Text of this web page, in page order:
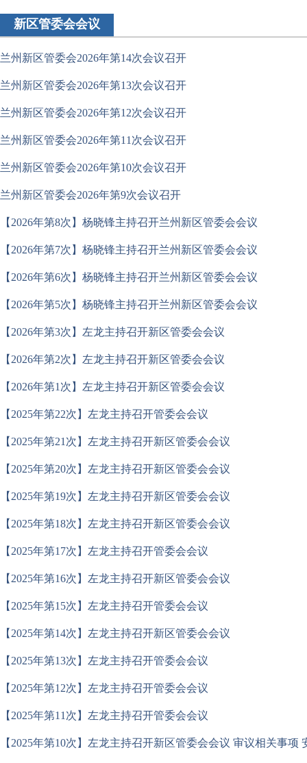
新区管委会会议
兰州新区管委会2026年第14次会议召开
兰州新区管委会2026年第13次会议召开
兰州新区管委会2026年第12次会议召开
兰州新区管委会2026年第11次会议召开
兰州新区管委会2026年第10次会议召开
兰州新区管委会2026年第9次会议召开
【2026年第8次】杨晓锋主持召开兰州新区管委会会议
【2026年第7次】杨晓锋主持召开兰州新区管委会会议
【2026年第6次】杨晓锋主持召开兰州新区管委会会议
【2026年第5次】杨晓锋主持召开兰州新区管委会会议
【2026年第3次】左龙主持召开新区管委会会议
【2026年第2次】左龙主持召开新区管委会会议
【2026年第1次】左龙主持召开新区管委会会议
【2025年第22次】左龙主持召开管委会会议
【2025年第21次】左龙主持召开新区管委会会议
【2025年第20次】左龙主持召开新区管委会会议
【2025年第19次】左龙主持召开新区管委会会议
【2025年第18次】左龙主持召开新区管委会会议
【2025年第17次】左龙主持召开管委会会议
【2025年第16次】左龙主持召开新区管委会会议
【2025年第15次】左龙主持召开管委会会议
【2025年第14次】左龙主持召开新区管委会会议
【2025年第13次】左龙主持召开管委会会议
【2025年第12次】左龙主持召开管委会会议
【2025年第11次】左龙主持召开管委会会议
【2025年第10次】左龙主持召开新区管委会会议 审议相关事项